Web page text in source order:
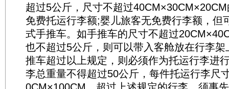
超过5公斤，尺寸不超过
免费托运行李额;婴儿旅客无免费行李额，但
式手推车。如手推车的尺寸不超过
也不超过5公斤，则可以带入客舱放在行李
推车超过以上规定，则必须作为托运行李进
李总重量不得超过50公斤，每件托运行李尺